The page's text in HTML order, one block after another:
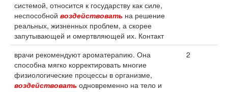
системой, относится к государству как силе,
неспособной воздействовать на решение
реальных, жизненных проблем, а скорее
запутывающей и омертвляющей их. Контакт
врачи рекомендуют ароматерапию. Она
способна мягко корректировать многие
физиологические процессы в организме,
воздействовать одновременно на тело и
2